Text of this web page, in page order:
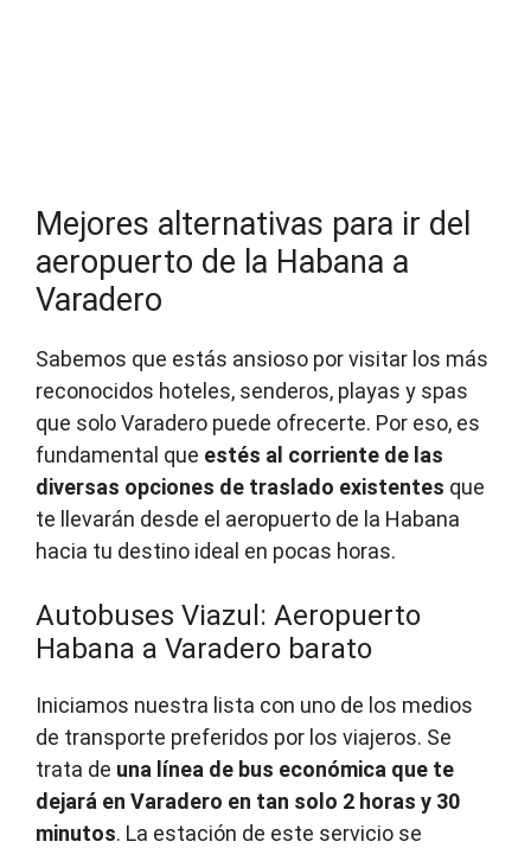
Mejores alternativas para ir del
aeropuerto de la Habana a
Varadero
Sabemos que estás ansioso por visitar los más
reconocidos hoteles, senderos, playas y spas
que solo Varadero puede ofrecerte. Por eso, es
fundamental que estés al corriente de las
diversas opciones de traslado existentes que
te llevarán desde el aeropuerto de la Habana
hacia tu destino ideal en pocas horas.
Autobuses Viazul: Aeropuerto
Habana a Varadero barato
Iniciamos nuestra lista con uno de los medios
de transporte preferidos por los viajeros. Se
trata de una línea de bus económica que te
dejará en Varadero en tan solo 2 horas y 30
minutos. La estación de este servicio se